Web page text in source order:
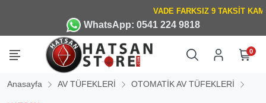
WhatsApp: 0541 224 9818
0
Anasayfa AV TÜFEKLERİ OTOMATİK AV TÜFEKLERİ